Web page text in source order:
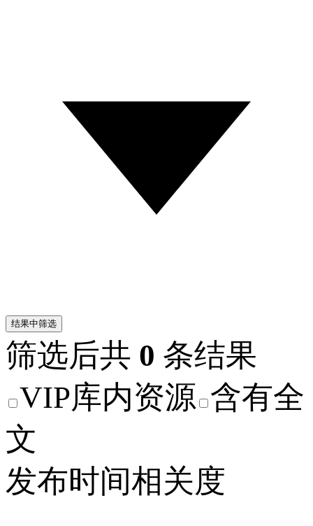
结果中筛选
筛选后共 0 条结果
VIP库内资源 含有全
文
发布时间相关度